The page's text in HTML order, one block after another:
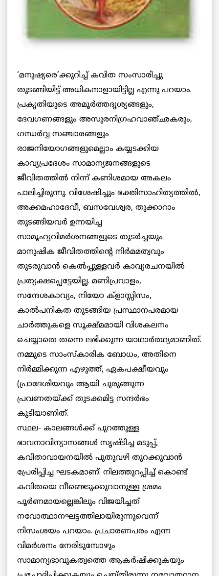
‘മനുഷ്യരെ’ക്കുറിച്ച് കവിത സംസാരിച്ചു
തുടങ്ങിയിട്ട് അധികനാളായിട്ടില്ല എന്നു പറയാം.
പ്രകൃതിയുടെ അമൂര്‍ത്തദൃശ്യങ്ങളും,
ദേവഗണങ്ങളും അസുരനിഗ്രഹവാഞ്ഛകരും,
ഗന്ധര്‍വ്വ സഞ്ചാരങ്ങളും
രാജനിയോഗങ്ങളുമെല്ലാം കയ്യടക്കിയ
കാവ്യപ്രദേശം സാമാന്യജനങ്ങളുടെ
ജീവിതത്തില്‍ നിന്ന് കണിശമായ അകലം
പാലിച്ചിരുന്നു. വിശേഷിച്ചും ഭക്തിസാഹിത്യത്തില്‍,
അക്കമഹാദേവീ, ബസവേശ്വര, തുക്കാറാം
തുടങ്ങിയവര്‍ ഉന്നയിച്ച
സാമൂഹ്യവിമര്‍ശനങ്ങളുടെ തുടര്‍ച്ചയും
മാനുഷിക ജീവിതത്തിന്റെ നിര്‍മമത്വവും
തുടരുവാന്‍ കെല്‍പ്പുള്ളവര്‍ കാവ്യരചനയില്‍
പ്രത്യക്ഷപ്പെട്ടേയില്ല. മണിപ്രവാളം,
സന്ദേശകാവ്യം, നിയോ ക്ളാസ്സിസം,
കാല്‍പനികത തുടങ്ങിയ പ്രസ്ഥാനപരമായ
ചാര്‍ത്തുകളെ സൂക്ഷ്മമായി വിശകലനം
ചെയ്യാതെ തന്നെ ലഭിക്കുന്ന യാഥാര്‍ത്ഥ്യമാണിത്.
നമ്മുടെ സാംസ്കാരിക ബോധം, അതിനെ
നിര്‍മ്മിക്കുന്ന എഴുത്ത്, ഏകപക്ഷീയവും
(പ്രാദേശിയവും ആയി ചുരുങ്ങുന്ന
പ്രവണതയ്ക്ക് തുടക്കമിട്ട സന്ദര്‍ഭം
കൂടിയാണിത്.
സ്ഥല- കാലങ്ങള്‍ക്ക് പുറത്തുള്ള
ഭാവനാവിന്യാസങ്ങള്‍ സൃഷ്ടിച്ച മടുപ്പ്,
കവിതാവായനയില്‍ പുതുവഴി തുറക്കുവാന്‍
പ്രേരിപ്പിച്ച ഘടകമാണ്. നിലത്തുറപ്പിച്ച് കൊണ്ട്
കവിതയെ വീണ്ടെടുക്കുവാനുള്ള ശ്രമം
പൂര്‍ണമായല്ലെങ്കിലും വിജയിച്ചത്
നവോത്ഥാനഘട്ടത്തിലായിരുന്നുവെന്ന്
നിസംശയം പറയാം. പ്രചാരണപരം എന്ന
വിമര്‍ശനം നേരിടുമ്പോഴും
സാമാന്യഭാവുകത്വത്തെ ആകര്‍ഷിക്കുകയും